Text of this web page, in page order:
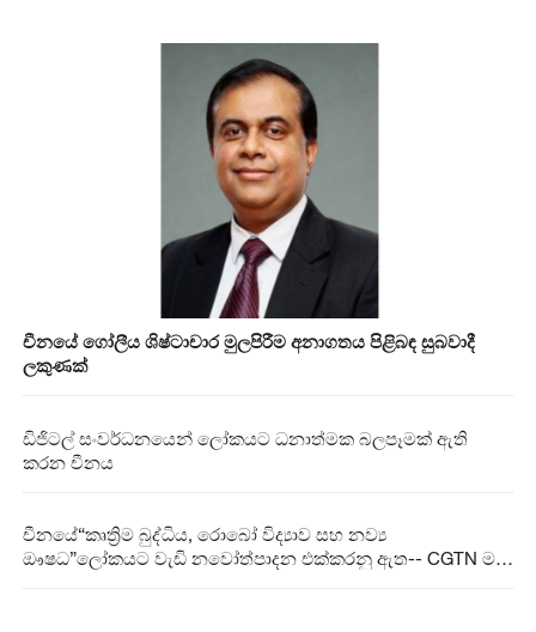
චීනයේ ගෝලීය ශිෂ්ටාචාර මුලපිරීම අනාගතය පිළිබඳ සුබවාදී
ලකුණක්
ඩිජිටල් සංවර්ධනයෙන් ලෝකයට ධනාත්මක බලපෑමක් ඇති
කරන චීනය
චීනයේ“කෘත්‍රිම බුද්ධිය, රොබෝ විද්‍යාව සහ නව්‍ය
ඖෂධ”ලෝකයට වැඩි නවෝත්පාදන එක්කරනු ඇත-- CGTN මත